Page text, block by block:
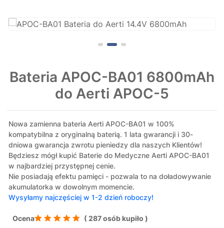
Bateria APOC-BA01 6800mAh
do Aerti APOC-5
Nowa zamienna bateria Aerti APOC-BA01 w 100%
kompatybilna z oryginalną baterią. 1 lata gwarancji i 30-
dniowa gwarancja zwrotu pieniedzy dla naszych Klientów!
Będziesz mógł kupić Baterie do Medyczne Aerti APOC-BA01
w najbardziej przystępnej cenie.
Nie posiadają efektu pamięci - pozwala to na doładowywanie
akumulatorka w dowolnym momencie.
Wysyłamy najczęściej w 1-2 dzień roboczy!
Ocena ( 287 osób kupiło )